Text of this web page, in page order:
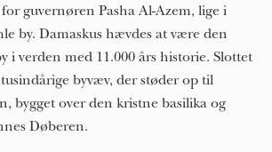
guvernøren Pasha Al-Azem, lige i
by. Damaskus hævdes at være den
i verden med 11.000 års historie. Slottet
byvæv, der støder op til
bygget over den kristne basilika og
Døberen.